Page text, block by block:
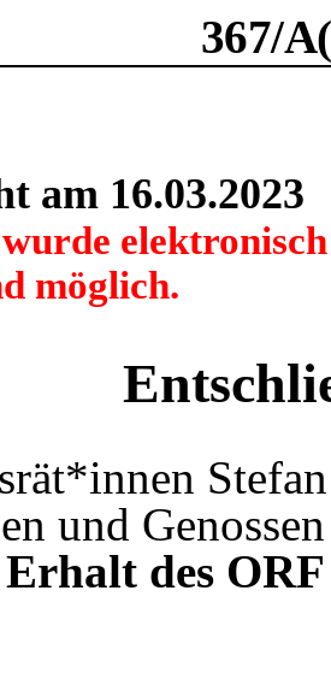
367/
am 16.03.2023
möglich.
und Genossen
Erhalt des